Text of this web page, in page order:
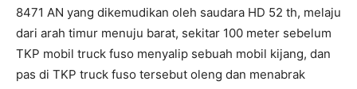
8471 AN yang dikemudikan oleh saudara HD 52 th, melaju
dari arah timur menuju barat, sekitar 100 meter sebelum
TKP mobil truck fuso menyalip sebuah mobil kijang, dan
pas di TKP truck fuso tersebut oleng dan menabrak